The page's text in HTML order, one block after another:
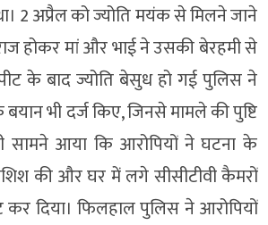
2 अप्रैल को ज्योति मयंक से मिलने जाने
होकर मां और भाई ने उसकी बेरहमी से
के बाद ज्योति बेसुध हो गई पुलिस ने
भी दर्ज किए, जिनसे मामले की पुष्टि
सामने आया कि आरोपियों ने घटना के
की और घर में लगे सीसीटीवी कैमरों
दिया। फिलहाल पुलिस ने आरोपियों